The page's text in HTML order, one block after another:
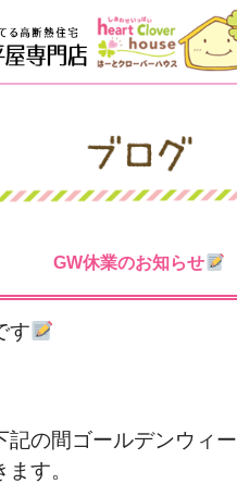
GW休業のお知らせ
す
記の間ゴールデンウィ
す。